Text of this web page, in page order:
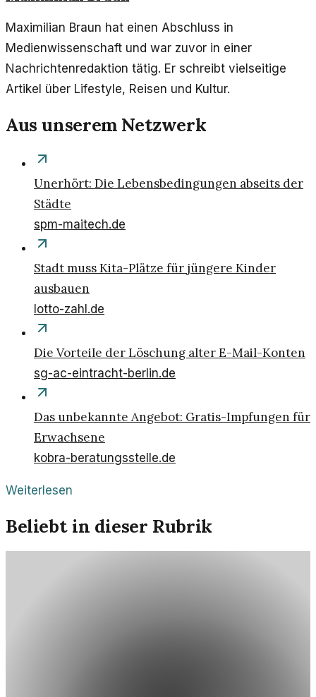
Maximilian Braun hat einen Abschluss in
Medienwissenschaft und war zuvor in einer
Nachrichtenredaktion tätig. Er schreibt vielseitige
Artikel über Lifestyle, Reisen und Kultur.
Aus unserem Netzwerk
Unerhört: Die Lebensbedingungen abseits der
Städte
spm-maitech.de
Stadt muss Kita-Plätze für jüngere Kinder
ausbauen
lotto-zahl.de
Die Vorteile der Löschung alter E-Mail-Konten
sg-ac-eintracht-berlin.de
Das unbekannte Angebot: Gratis-Impfungen für
Erwachsene
kobra-beratungsstelle.de
Weiterlesen
Beliebt in dieser Rubrik